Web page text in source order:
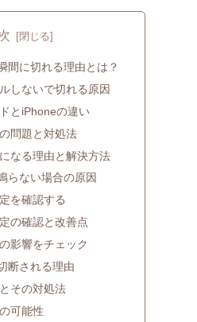
間に切れる理由とは？
しないで切れる原因
とiPhoneの違い
問題と対処法
なる理由と解決方法
らない場合の原因
を確認する
の確認と改善点
影響をチェック
断される理由
その対処法
可能性